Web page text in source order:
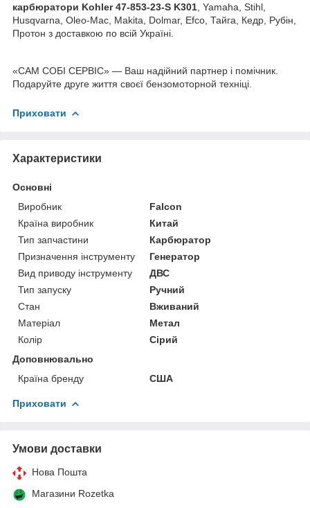
карбюратори Kohler 47-853-23-S K301 , Yamaha, Stihl,
Husqvarna, Oleo-Mac, Makita, Dolmar, Efco, Тайга, Кедр, Рубін,
Протон з доставкою по всій Україні.
«САМ СОБІ СЕРВІС» — Ваш надійний партнер і помічник.
Подаруйте друге життя своєї бензомоторной техніці.
Приховати
Характеристики
Основні
Виробник
Falcon
Країна виробник
Китай
Тип запчастини
Карбюратор
Призначення інструменту
Генератор
Вид приводу інструменту
ДВС
Тип запуску
Ручний
Стан
Вживаний
Матеріал
Метал
Колір
Сірий
Доповнювально
Країна бренду
США
Приховати
Умови доставки
Нова Пошта
Магазини Rozetka